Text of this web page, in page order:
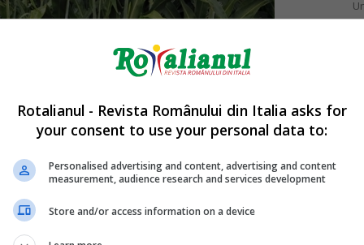
cereală, după grâu, porumb, orez și orz. Mulți
sale la secetă și căldură excesivă, precum și
este cultivat.
Rotalianul - Revista Românului din Italia asks for
your consent to use your personal data to:
Personalised advertising and content, advertising and content
measurement, audience research and services development
Store and/or access information on a device